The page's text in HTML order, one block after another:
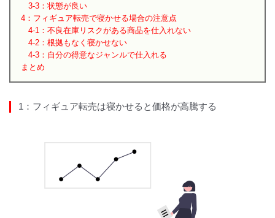
3-3：状態が良い
4：フィギュア転売で寝かせる場合の注意点
4-1：不良在庫リスクがある商品を仕入れない
4-2：根拠もなく寝かせない
4-3：自分の得意なジャンルで仕入れる
まとめ
1：フィギュア転売は寝かせると価格が高騰する